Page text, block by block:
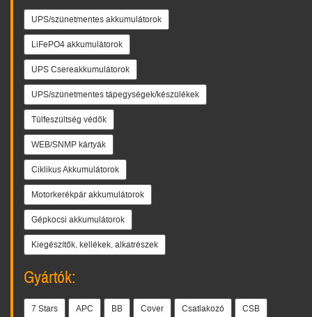
UPS/szünetmentes akkumulátorok
LiFePO4 akkumulátorok
UPS Csereakkumulátorok
UPS/szünetmentes tápegységek/készülékek
Túlfeszültség védők
WEB/SNMP kártyák
Ciklikus Akkumulátorok
Motorkerékpár akkumulátorok
Gépkocsi akkumulátorok
Kiegészítők, kellékek, alkatrészek
Gyártók:
7 Stars APC BB Cover Csatlakozó CSB